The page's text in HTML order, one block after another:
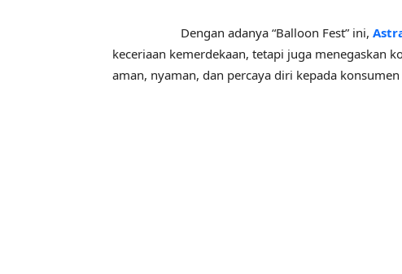
Dengan adanya “Balloon Fest” ini,
keceriaan kemerdekaan, tetapi juga menegaskan
aman, nyaman, dan percaya diri kepada